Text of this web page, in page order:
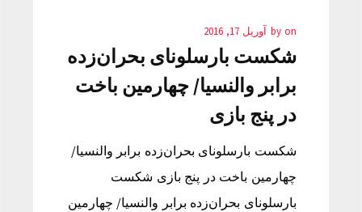
by on آوریل 17, 2016
شکست بارسلونای بحران‌زده
برابر والنسیا/ چهارمین باخت
در پنج بازی
شکست بارسلونای بحران‌زده برابر والنسیا/
چهارمین باخت در پنج بازی شکست
بارسلونای بحران‌زده برابر والنسیا/ چهارمین